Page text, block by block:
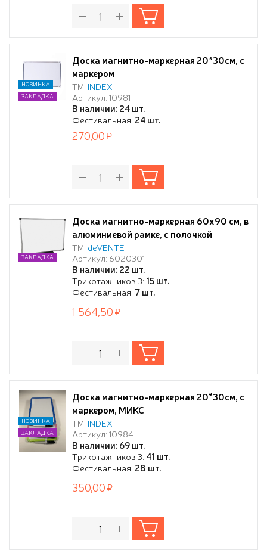
Доска магнитно-маркерная 20*30см, с
маркером
ТМ: INDEX
Артикул: 10981
В наличии: 24 шт.
Фестивальная: 24 шт.
НОВИНКА
ЗАКЛАДКА
270,00
Доска магнитно-маркерная 60х90 см, в
алюминиевой рамке, с полочкой
ТМ: deVENTE
Артикул: 6020301
В наличии: 22 шт.
Трикотажников 3: 15 шт.
Фестивальная: 7 шт.
ЗАКЛАДКА
1 564,50
Доска магнитно-маркерная 20*30см, с
маркером, МИКС
ТМ: INDEX
Артикул: 10984
В наличии: 69 шт.
Трикотажников 3: 41 шт.
Фестивальная: 28 шт.
НОВИНКА
ЗАКЛАДКА
350,00